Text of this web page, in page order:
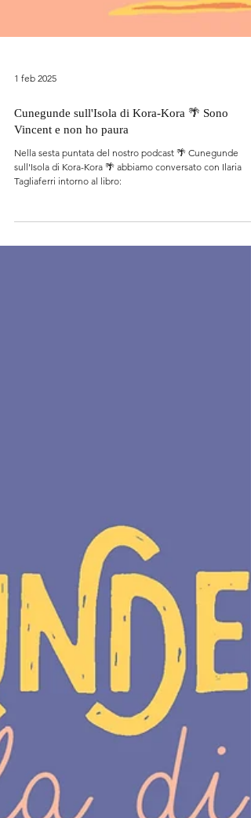
1 feb 2025
Cunegunde sull'Isola di Kora-Kora 🌴 Sono
Vincent e non ho paura
Tagliaferri intorno al libro: